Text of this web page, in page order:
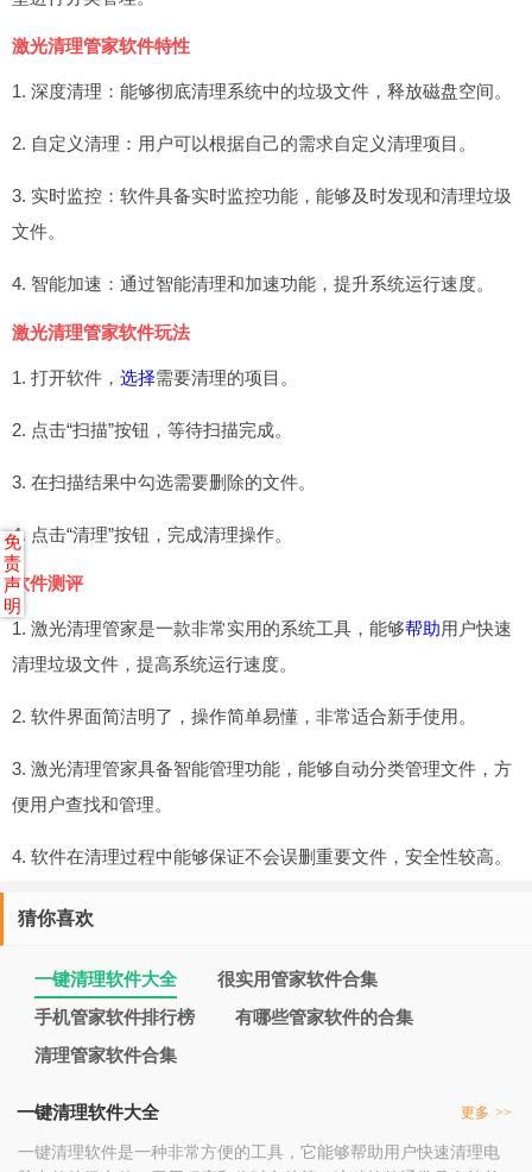
激光清理管家软件特性
1. 深度清理：能够彻底清理系统中的垃圾文件，释放磁盘空间。
2. 自定义清理：用户可以根据自己的需求自定义清理项目。
3. 实时监控：软件具备实时监控功能，能够及时发现和清理垃圾
文件。
4. 智能加速：通过智能清理和加速功能，提升系统运行速度。
激光清理管家软件玩法
1. 打开软件， 选择需要清理的项目。
2. 点击“扫描”按钮，等待扫描完成。
3. 在扫描结果中勾选需要删除的文件。
4. 点击“清理”按钮，完成清理操作。
软件测评
1. 激光清理管家是一款非常实用的系统工具，能够帮助用户快速
清理垃圾文件，提高系统运行速度。
2. 软件界面简洁明了，操作简单易懂，非常适合新手使用。
3. 激光清理管家具备智能管理功能，能够自动分类管理文件，方
便用户查找和管理。
4. 软件在清理过程中能够保证不会误删重要文件，安全性较高。
猜你喜欢
一键清理软件大全
很实用管家软件合集
手机管家软件排行榜
有哪些管家软件的合集
清理管家软件合集
一键清理软件大全 更多 >>
一键清理软件是一种非常方便的工具，它能够帮助用户快速清理电
免
责
声
明